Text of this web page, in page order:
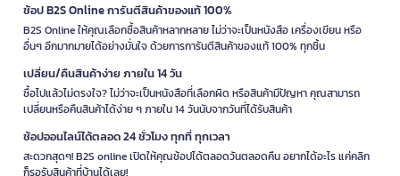
ช้อป B2S Online การันตีสินค้าของแท้ 100%
B2S Online ให้คุณเลือกซื้อสินค้าหลากหลาย ไม่ว่าจะเป็นหนังสือ เครื่องเขียน หรือ
อื่นๆ อีกมากมายได้อย่างมั่นใจ ด้วยการการันตีสินค้าของแท้ 100% ทุกชิ้น
เปลี่ยน/คืนสินค้าง่าย ภายใน 14 วัน
ซื้อไปแล้วไม่ตรงใจ? ไม่ว่าจะเป็นหนังสือที่เลือกผิด หรือสินค้ามีปัญหา คุณสามารถ
เปลี่ยนหรือคืนสินค้าได้ง่าย ๆ ภายใน 14 วันนับจากวันที่ได้รับสินค้า
ช้อปออนไลน์ได้ตลอด 24 ชั่วโมง ทุกที่ ทุกเวลา
สะดวกสุดๆ! B2S online เปิดให้คุณช้อปได้ตลอดวันตลอดคืน อยากได้อะไร แค่คลิก
ก็รอรับสินค้าที่บ้านได้เลย!